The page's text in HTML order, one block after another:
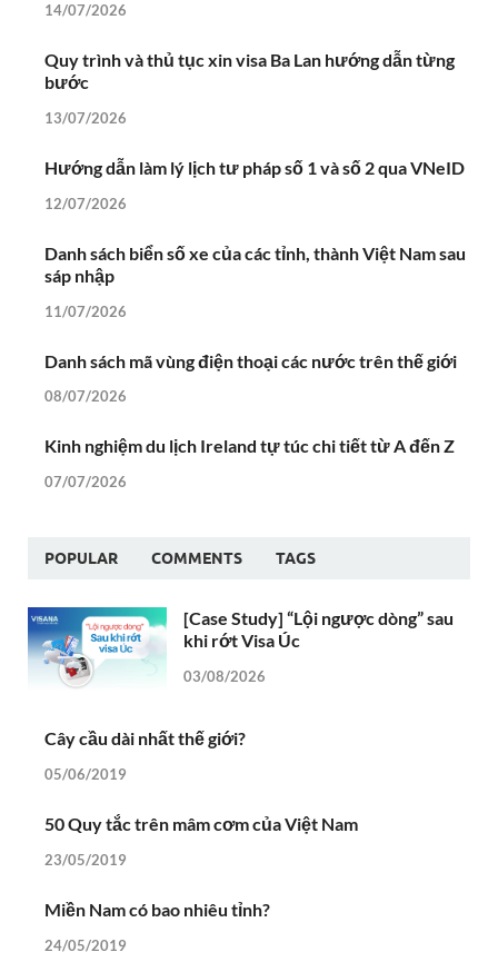
14/07/2026
Quy trình và thủ tục xin visa Ba Lan hướng dẫn từng
bước
13/07/2026
Hướng dẫn làm lý lịch tư pháp số 1 và số 2 qua VNeID
12/07/2026
Danh sách biển số xe của các tỉnh, thành Việt Nam sau
sáp nhập
11/07/2026
Danh sách mã vùng điện thoại các nước trên thế giới
08/07/2026
Kinh nghiệm du lịch Ireland tự túc chi tiết từ A đến Z
07/07/2026
POPULAR COMMENTS TAGS
[Case Study] “Lội ngược dòng” sau
khi rớt Visa Úc
03/08/2026
Cây cầu dài nhất thế giới?
05/06/2019
50 Quy tắc trên mâm cơm của Việt Nam
23/05/2019
Miền Nam có bao nhiêu tỉnh?
24/05/2019